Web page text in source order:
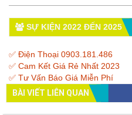
SỰ KIỆN 2022 ĐẾN 2025
✅ Điện Thoại 0903.181.486
✅ Cam Kết Giá Rẻ Nhất 2023
✅ Tư Vấn Báo Giá Miễn Phí
BÀI VIẾT LIÊN QUAN